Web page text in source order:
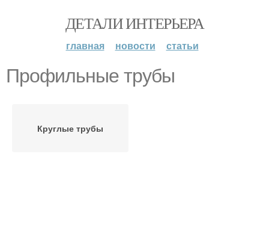
ДЕТАЛИ ИНТЕРЬЕРА
главная новости статьи
Профильные трубы
Круглые трубы